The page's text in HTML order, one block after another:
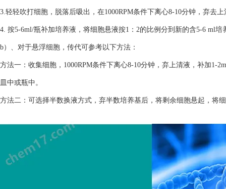
3.轻轻吹打细胞，脱落后吸出，在1000RPM条件下离心8-10分钟，弃去
4. 按5-6ml/瓶补加培养液，将细胞悬液按1：2的比例分到新的含5-6 ml培
b）、对于悬浮细胞，传代可参考以下方法：
方法一：收集细胞，1000RPM条件下离心8-10分钟，弃上清液，补加1-
皿中或瓶中。
方法二：可选择半数换液方式，弃半数培养基后，将剩余细胞悬起，将